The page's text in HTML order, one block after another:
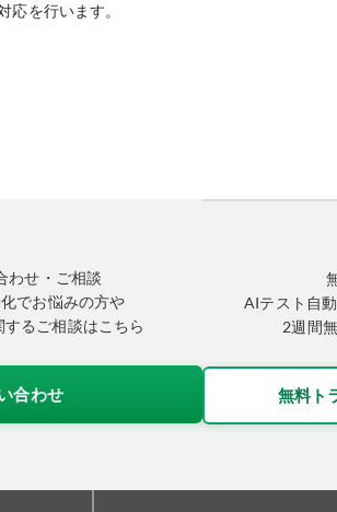
応を行います。
わせ・ご相談
でお悩みの方や
るご相談はこちら
合わせ
AIテスト自
2週間
無料ト